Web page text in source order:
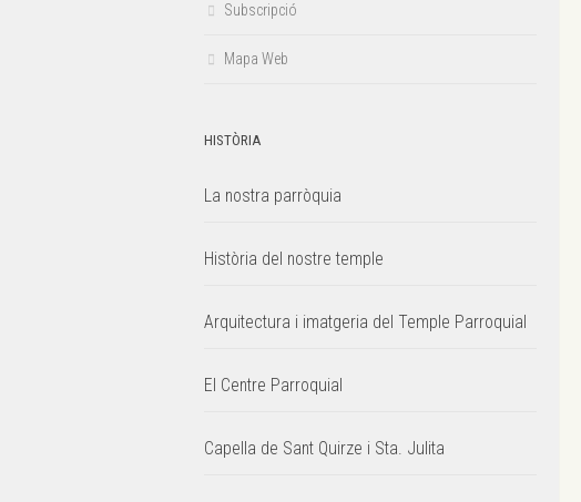
Subscripció
Mapa Web
HISTÒRIA
La nostra parròquia
Història del nostre temple
Arquitectura i imatgeria del Temple Parroquial
El Centre Parroquial
Capella de Sant Quirze i Sta. Julita